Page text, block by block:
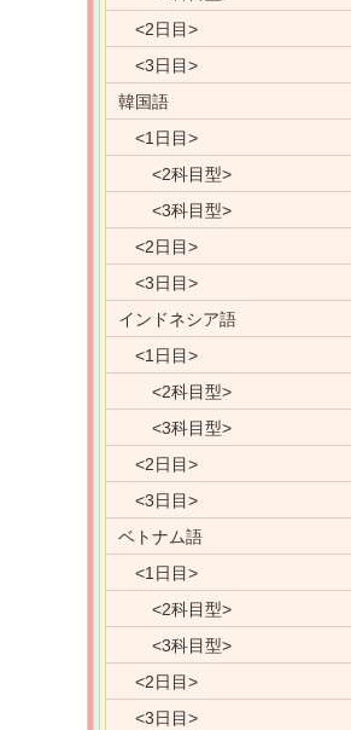
<2日目>
<3日目>
韓国語
<1日目>
<2科目型>
<3科目型>
<2日目>
<3日目>
インドネシア語
<1日目>
<2科目型>
<3科目型>
<2日目>
<3日目>
ベトナム語
<1日目>
<2科目型>
<3科目型>
<2日目>
<3日目>